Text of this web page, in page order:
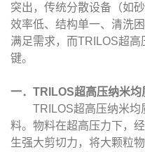
突出，传统分散设备（如
效率低、结构单一、清洗
满足需求，而TRILOS超高
键。
一． TRILOS超高压纳米
TRILOS超高压纳米
料。物料在超高压力下，
生强大剪切力，将大颗粒